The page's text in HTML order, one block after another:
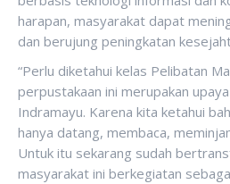
harapan, masyarakat dapat
dan berujung peningkatan
“Perlu diketahui kelas Pelibatan
perpustakaan ini merupakan
Indramayu. Karena kita ketahui
hanya datang, membaca,
Untuk itu sekarang sudah
masyarakat ini berkegiatan